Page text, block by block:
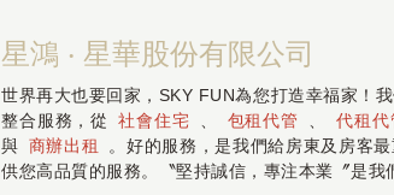
星鴻 ‧ 星華股份有限公司
世界再大也要回家，SKY FUN為您打造幸福家！
整合服務，從
社會住宅 包租代管 代租代
與 商辦出租
。好的服務，是我們給房東及房客
供您高品質的服務。〝堅持誠信，專注本業〞是我